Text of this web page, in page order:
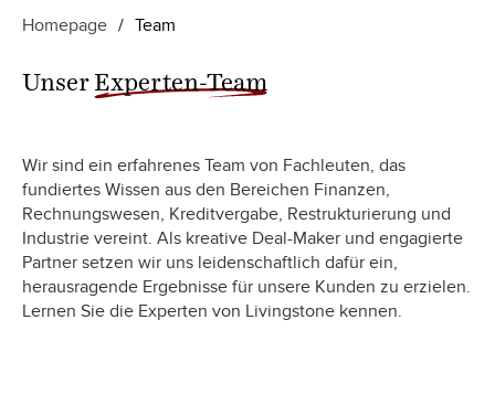
Homepage / Team
Unser Experten-Team
Wir sind ein erfahrenes Team von Fachleuten, das
fundiertes Wissen aus den Bereichen Finanzen,
Rechnungswesen, Kreditvergabe, Restrukturierung und
Industrie vereint. Als kreative Deal-Maker und engagierte
Partner setzen wir uns leidenschaftlich dafür ein,
herausragende Ergebnisse für unsere Kunden zu erzielen.
Lernen Sie die Experten von Livingstone kennen.